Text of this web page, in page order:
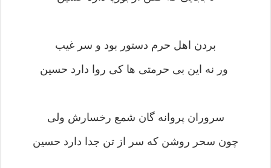
بردن اهل حرم دستور بود و سر غیب
ور نه این بی حرمتی ها کی روا دارد حسین
سروران پروانه گان شمع رخسارش ولی
چون سحر روشن که سر از تن جدا دارد حسین